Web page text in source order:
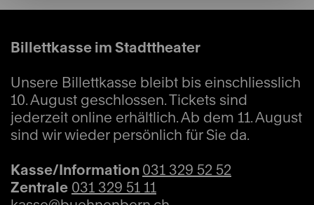
Billettkasse im Stadttheater
Unsere Billettkasse bleibt bis einschliesslich
10. August geschlossen. Tickets sind
jederzeit online erhältlich. Ab dem 11. August
sind wir wieder persönlich für Sie da.
Kasse/Information 031 329 52 52
Zentrale 031 329 51 11